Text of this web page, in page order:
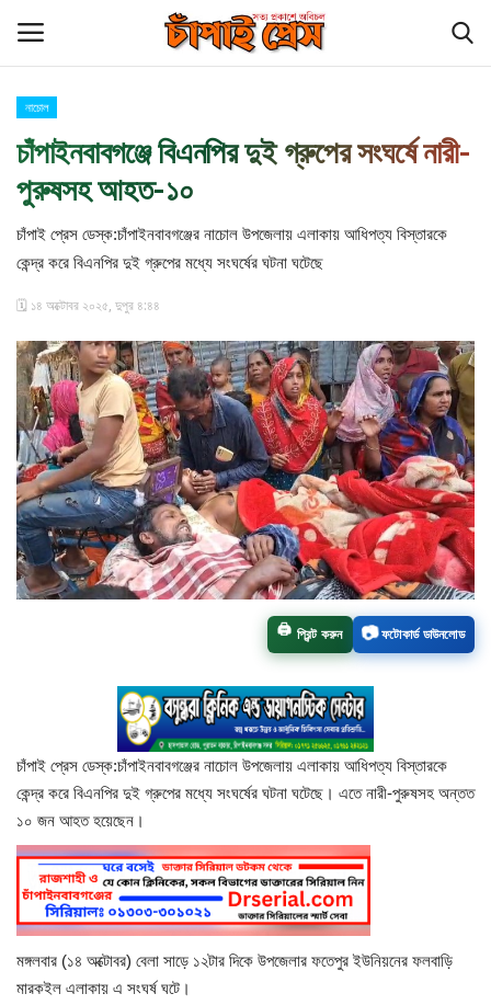
হোম
চাঁপাই প্রেস পরিবার
কুমিল্লা
চাঁপাইনবাবগঞ্জ সীমান্ত
বিনোদন
আমাদের সম্পর্কে
চাঁপাইনবাবগঞ্জ সদর
রাজশাহী বিভাগ
গোমস্তাপুর
ভোলাহাট
নওগাঁ
রংপুর
চট্টগ্রাম
নাচোল
চাঁপাইনবাবগঞ্জে বিএনপির দুই গ্রুপের সংঘর্ষে নারী-
পুরুষসহ আহত-১০
চাঁপাই প্রেস ডেস্ক:চাঁপাইনবাবগঞ্জের নাচোল উপজেলায় এলাকায় আধিপত্য বিস্তারকে
কেন্দ্র করে বিএনপির দুই গ্রুপের মধ্যে সংঘর্ষের ঘটনা ঘটেছে
🗓️ ১৪ অক্টোবর ২০২৫, দুপুর ৪:৪৪
🖨️ প্রিন্ট করুন 📷 ফটোকার্ড ডাউনলোড
চাঁপাই প্রেস ডেস্ক:চাঁপাইনবাবগঞ্জের নাচোল উপজেলায় এলাকায় আধিপত্য বিস্তারকে
কেন্দ্র করে বিএনপির দুই গ্রুপের মধ্যে সংঘর্ষের ঘটনা ঘটেছে। এতে নারী-পুরুষসহ অন্তত
১০ জন আহত হয়েছেন।
মঙ্গলবার (১৪ অক্টোবর) বেলা সাড়ে ১২টার দিকে উপজেলার ফতেপুর ইউনিয়নের ফলবাড়ি
মারকইল এলাকায় এ সংঘর্ষ ঘটে।